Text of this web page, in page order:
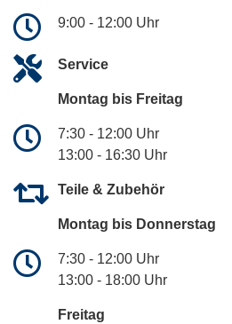
9:00 - 12:00 Uhr
Service
Montag bis Freitag
7:30 - 12:00 Uhr
13:00 - 16:30 Uhr
Teile & Zubehör
Montag bis Donnerstag
7:30 - 12:00 Uhr
13:00 - 18:00 Uhr
Freitag